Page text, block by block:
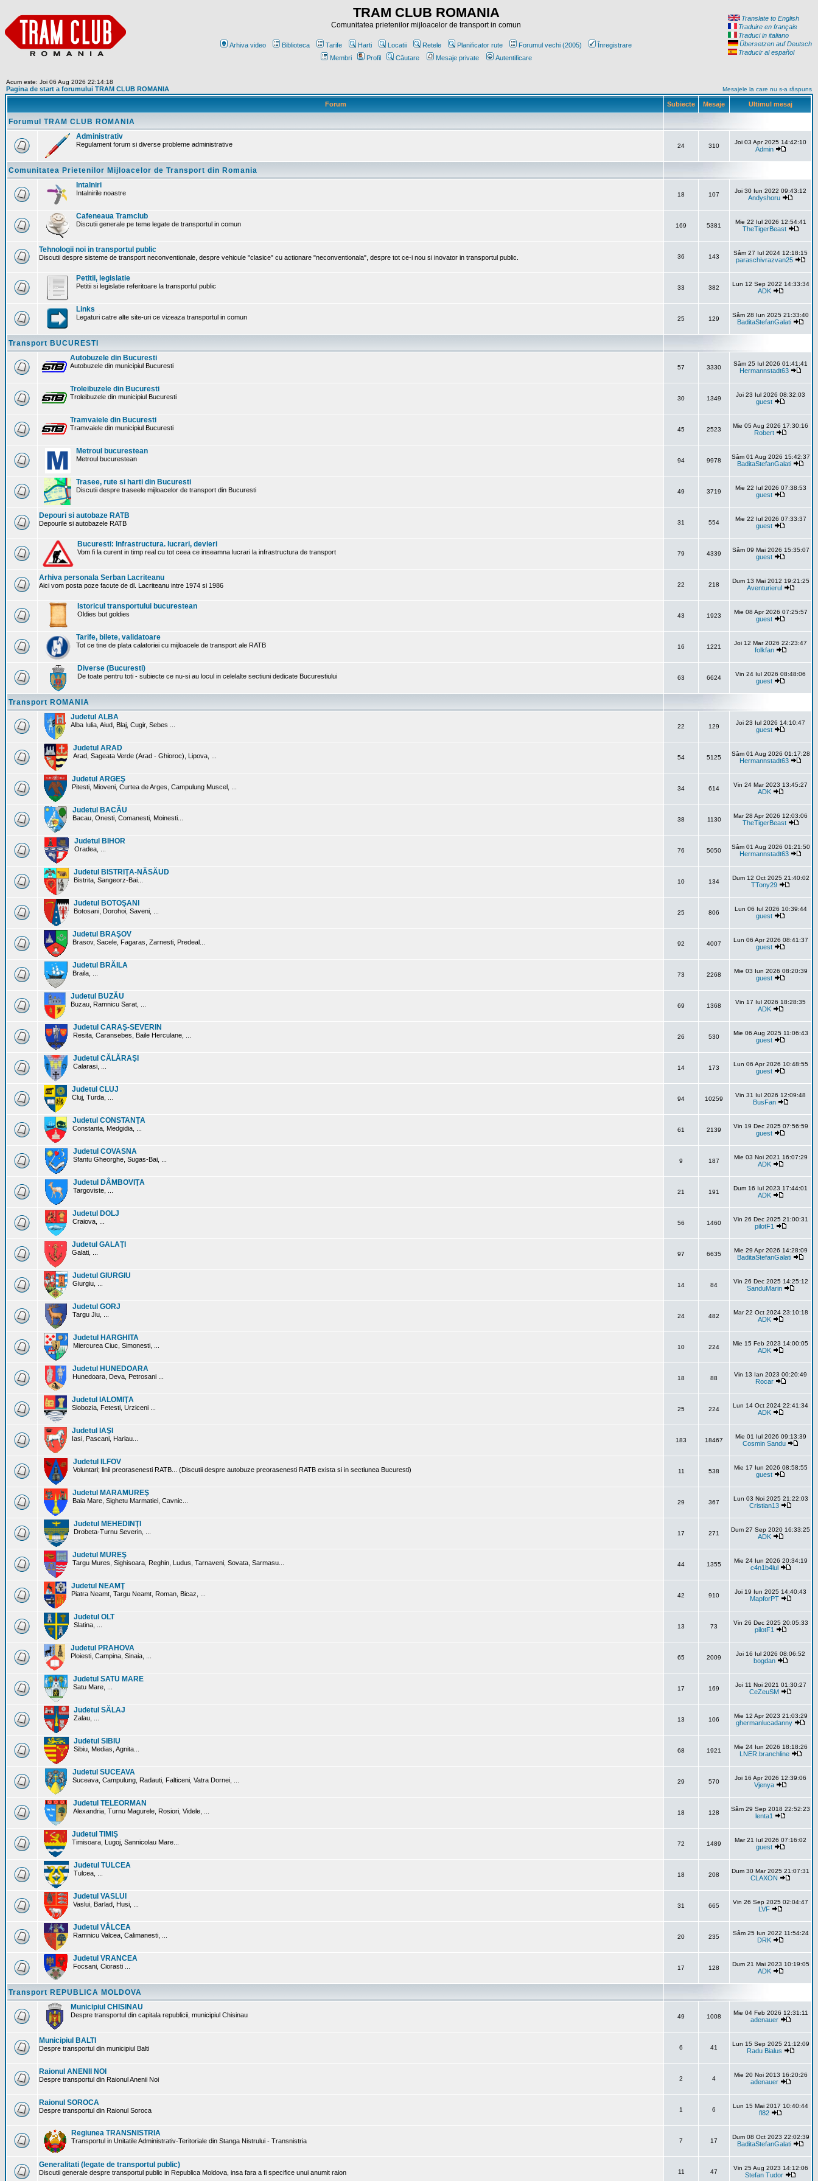
TRAM CLUB ROMANIA
Comunitatea prietenilor mijloacelor de transport in comun
Arhiva video Biblioteca Tarife Harti Locatii Retele Planificator rute Forumul vechi (2005)
Înregistrare
Membri
Profil Căutare Mesaje private Autentificare
Translate to English
Traduire en français
Traduci in italiano
Übersetzen auf Deutsch
Traducir al español
Acum este: Joi 06 Aug 2026 22:14:18
Pagina de start a forumului TRAM CLUB ROMANIA Mesajele la care nu s-a răspuns
Forum Subiecte Mesaje Ultimul mesaj
Forumul TRAM CLUB ROMANIA
Administrativ
Regulament forum si diverse probleme administrative 24 310
Joi 03 Apr 2025 14:42:10
Admin
Comunitatea Prietenilor Mijloacelor de Transport din Romania
Intalniri
Intalnirile noastre 18 107
Joi 30 Iun 2022 09:43:12
Andyshoru
Cafeneaua Tramclub
Discutii generale pe teme legate de transportul in comun 169 5381
Mie 22 Iul 2026 12:54:41
TheTigerBeast
Tehnologii noi in transportul public
Discutii despre sisteme de transport neconventionale, despre vehicule "clasice" cu actionare "neconventionala", despre tot ce-i nou si inovator in transportul public. 36 143
Sâm 27 Iul 2024 12:18:15
paraschivrazvan25
Petitii, legislatie
Petitii si legislatie referitoare la transportul public 33 382
Lun 12 Sep 2022 14:33:34
ADK
Links
Legaturi catre alte site-uri ce vizeaza transportul in comun 25 129
Sâm 28 Iun 2025 21:33:40
BaditaStefanGalati
Transport BUCURESTI
Autobuzele din Bucuresti
Autobuzele din municipiul Bucuresti 57 3330
Sâm 25 Iul 2026 01:41:41
Hermannstadt63
Troleibuzele din Bucuresti
Troleibuzele din municipiul Bucuresti 30 1349
Joi 23 Iul 2026 08:32:03
guest
Tramvaiele din Bucuresti
Tramvaiele din municipiul Bucuresti 45 2523
Mie 05 Aug 2026 17:30:16
Robert
Metroul bucurestean
Metroul bucurestean 94 9978
Sâm 01 Aug 2026 15:42:37
BaditaStefanGalati
Trasee, rute si harti din Bucuresti
Discutii despre traseele mijloacelor de transport din Bucuresti 49 3719
Mie 22 Iul 2026 07:38:53
guest
Depouri si autobaze RATB
Depourile si autobazele RATB 31 554
Mie 22 Iul 2026 07:33:37
guest
Bucuresti: Infrastructura. lucrari, devieri
Vom fi la curent in timp real cu tot ceea ce inseamna lucrari la infrastructura de transport 79 4339
Sâm 09 Mai 2026 15:35:07
guest
Arhiva personala Serban Lacriteanu
Aici vom posta poze facute de dl. Lacriteanu intre 1974 si 1986 22 218
Dum 13 Mai 2012 19:21:25
Aventurierul
Istoricul transportului bucurestean
Oldies but goldies 43 1923
Mie 08 Apr 2026 07:25:57
guest
Tarife, bilete, validatoare
Tot ce tine de plata calatoriei cu mijloacele de transport ale RATB 16 1221
Joi 12 Mar 2026 22:23:47
folkfan
Diverse (Bucuresti)
De toate pentru toti - subiecte ce nu-si au locul in celelalte sectiuni dedicate Bucurestiului 63 6624
Vin 24 Iul 2026 08:48:06
guest
Transport ROMANIA
Judetul ALBA
Alba Iulia, Aiud, Blaj, Cugir, Sebes ... 22 129
Joi 23 Iul 2026 14:10:47
guest
Judetul ARAD
Arad, Sageata Verde (Arad - Ghioroc), Lipova, ... 54 5125
Sâm 01 Aug 2026 01:17:28
Hermannstadt63
Judetul ARGEŞ
Pitesti, Mioveni, Curtea de Arges, Campulung Muscel, ... 34 614
Vin 24 Mar 2023 13:45:27
ADK
Judetul BACĂU
Bacau, Onesti, Comanesti, Moinesti... 38 1130
Mar 28 Apr 2026 12:03:06
TheTigerBeast
Judetul BIHOR
Oradea, ... 76 5050
Sâm 01 Aug 2026 01:21:50
Hermannstadt63
Judetul BISTRIŢA-NĂSĂUD
Bistrita, Sangeorz-Bai... 10 134
Dum 12 Oct 2025 21:40:02
TTony29
Judetul BOTOŞANI
Botosani, Dorohoi, Saveni, ... 25 806
Lun 06 Iul 2026 10:39:44
guest
Judetul BRAŞOV
Brasov, Sacele, Fagaras, Zarnesti, Predeal... 92 4007
Lun 06 Apr 2026 08:41:37
guest
Judetul BRĂILA
Braila, ... 73 2268
Mie 03 Iun 2026 08:20:39
guest
Judetul BUZĂU
Buzau, Ramnicu Sarat, ... 69 1368
Vin 17 Iul 2026 18:28:35
ADK
Judetul CARAŞ-SEVERIN
Resita, Caransebes, Baile Herculane, ... 26 530
Mie 06 Aug 2025 11:06:43
guest
Judetul CĂLĂRAŞI
Calarasi, ... 14 173
Lun 06 Apr 2026 10:48:55
guest
Judetul CLUJ
Cluj, Turda, ... 94 10259
Vin 31 Iul 2026 12:09:48
BusFan
Judetul CONSTANŢA
Constanta, Medgidia, ... 61 2139
Vin 19 Dec 2025 07:56:59
guest
Judetul COVASNA
Sfantu Gheorghe, Sugas-Bai, ... 9 187
Mie 03 Noi 2021 16:07:29
ADK
Judetul DÂMBOVIŢA
Targoviste, ... 21 191
Dum 16 Iul 2023 17:44:01
ADK
Judetul DOLJ
Craiova, ... 56 1460
Vin 26 Dec 2025 21:00:31
pilotF1
Judetul GALAŢI
Galati, ... 97 6635
Mie 29 Apr 2026 14:28:09
BaditaStefanGalati
Judetul GIURGIU
Giurgiu, ... 14 84
Vin 26 Dec 2025 14:25:12
SanduMarin
Judetul GORJ
Targu Jiu, ... 24 482
Mar 22 Oct 2024 23:10:18
ADK
Judetul HARGHITA
Miercurea Ciuc, Simonesti, ... 10 224
Mie 15 Feb 2023 14:00:05
ADK
Judetul HUNEDOARA
Hunedoara, Deva, Petrosani ... 18 88
Vin 13 Ian 2023 00:20:49
Rocar
Judetul IALOMIŢA
Slobozia, Fetesti, Urziceni ... 25 224
Lun 14 Oct 2024 22:41:34
ADK
Judetul IAŞI
Iasi, Pascani, Harlau... 183 18467
Mie 01 Iul 2026 09:13:39
Cosmin Sandu
Judetul ILFOV
Voluntari; linii preorasenesti RATB... (Discutii despre autobuze preorasenesti RATB exista si in sectiunea Bucuresti) 11 538
Mie 17 Iun 2026 08:58:55
guest
Judetul MARAMUREŞ
Baia Mare, Sighetu Marmatiei, Cavnic... 29 367
Lun 03 Noi 2025 21:22:03
Cristian13
Judetul MEHEDINŢI
Drobeta-Turnu Severin, ... 17 271
Dum 27 Sep 2020 16:33:25
ADK
Judetul MUREŞ
Targu Mures, Sighisoara, Reghin, Ludus, Tarnaveni, Sovata, Sarmasu... 44 1355
Mie 24 Iun 2026 20:34:19
c4n1b4lul
Judetul NEAMŢ
Piatra Neamt, Targu Neamt, Roman, Bicaz, ... 42 910
Joi 19 Iun 2025 14:40:43
MapforPT
Judetul OLT
Slatina, ... 13 73
Vin 26 Dec 2025 20:05:33
pilotF1
Judetul PRAHOVA
Ploiesti, Campina, Sinaia, ... 65 2009
Joi 16 Iul 2026 08:06:52
bogdan
Judetul SATU MARE
Satu Mare, ... 17 169
Joi 11 Noi 2021 01:30:27
CeZeuSM
Judetul SĂLAJ
Zalau, ... 13 106
Mie 12 Apr 2023 21:03:29
ghermanlucadanny
Judetul SIBIU
Sibiu, Medias, Agnita... 68 1921
Mie 24 Iun 2026 18:18:26
LNER.branchline
Judetul SUCEAVA
Suceava, Campulung, Radauti, Falticeni, Vatra Dornei, ... 29 570
Joi 16 Apr 2026 12:39:06
Vjenya
Judetul TELEORMAN
Alexandria, Turnu Magurele, Rosiori, Videle, ... 18 128
Sâm 29 Sep 2018 22:52:23
lenta1
Judetul TIMIŞ
Timisoara, Lugoj, Sannicolau Mare... 72 1489
Mar 21 Iul 2026 07:16:02
guest
Judetul TULCEA
Tulcea, ... 18 208
Dum 30 Mar 2025 21:07:31
CLAXON
Judetul VASLUI
Vaslui, Barlad, Husi, ... 31 665
Vin 26 Sep 2025 02:04:47
LVF
Judetul VÂLCEA
Ramnicu Valcea, Calimanesti, ... 20 235
Sâm 25 Iun 2022 11:54:24
DRK
Judetul VRANCEA
Focsani, Ciorasti ... 17 128
Dum 21 Mai 2023 10:19:05
ADK
Transport REPUBLICA MOLDOVA
Municipiul CHISINAU
Despre transportul din capitala republicii, municipiul Chisinau 49 1008
Mie 04 Feb 2026 12:31:11
adenauer
Municipiul BALTI
Despre transportul din municipiul Balti 6 41
Lun 15 Sep 2025 21:12:09
Radu Bialus
Raionul ANENII NOI
Despre transportul din Raionul Anenii Noi 2 4
Mie 20 Noi 2013 16:20:26
adenauer
Raionul SOROCA
Despre transportul din Raionul Soroca 1 6
Lun 15 Mai 2017 10:40:44
fl82
Regiunea TRANSNISTRIA
Transportul in Unitatile Administrativ-Teritoriale din Stanga Nistrului - Transnistria 7 17
Dum 08 Oct 2023 22:02:39
BaditaStefanGalati
Generalitati (legate de transportul public)
Discutii generale despre transportul public in Republica Moldova, insa fara a fi specifice unui anumit raion 11 47
Vin 25 Aug 2023 14:12:06
Stefan Tudor